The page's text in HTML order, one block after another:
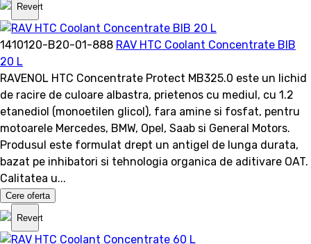
Revert
1410120-B20-01-888 RAV HTC Coolant Concentrate BIB
20 L
RAVENOL HTC Concentrate Protect MB325.0 este un lichid
de racire de culoare albastra, prietenos cu mediul, cu 1.2
etanediol (monoetilen glicol), fara amine si fosfat, pentru
motoarele Mercedes, BMW, Opel, Saab si General Motors.
Produsul este formulat drept un antigel de lunga durata,
bazat pe inhibatori si tehnologia organica de aditivare OAT.
Calitatea u...
Cere oferta
Revert